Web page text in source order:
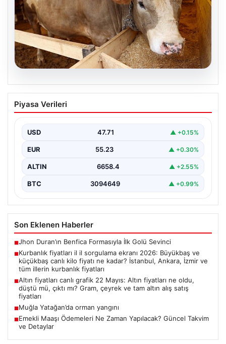
06.08.2026
Kurbanlık fiyatları il il sorgulama ekranı
2026: Büyükbaş ve küçükbaş canlı kilo
ve tüm illerin kurbanlık fiyatları
Piyasa Verileri
USD 47.71 ▲ +0.15%
EUR 55.23 ▲ +0.30%
ALTIN 6658.4 ▲ +2.55%
BTC 3094649 ▲ +0.99%
Son Eklenen Haberler
■Jhon Duran’ın Benfica Formasıyla İlk Golü Sevinci
■Kurbanlık fiyatları il il sorgulama ekranı 2026: Büyükbaş ve
küçükbaş canlı kilo fiyatı ne kadar? İstanbul, Ankara, İzmir ve
tüm illerin kurbanlık fiyatları
■Altın fiyatları canlı grafik 22 Mayıs: Altın fiyatları ne oldu,
düştü mü, çıktı mı? Gram, çeyrek ve tam altın alış satış
fiyatları
■Muğla Yatağan’da orman yangını
■Emekli Maaşı Ödemeleri Ne Zaman Yapılacak? Güncel Takvim
ve Detaylar